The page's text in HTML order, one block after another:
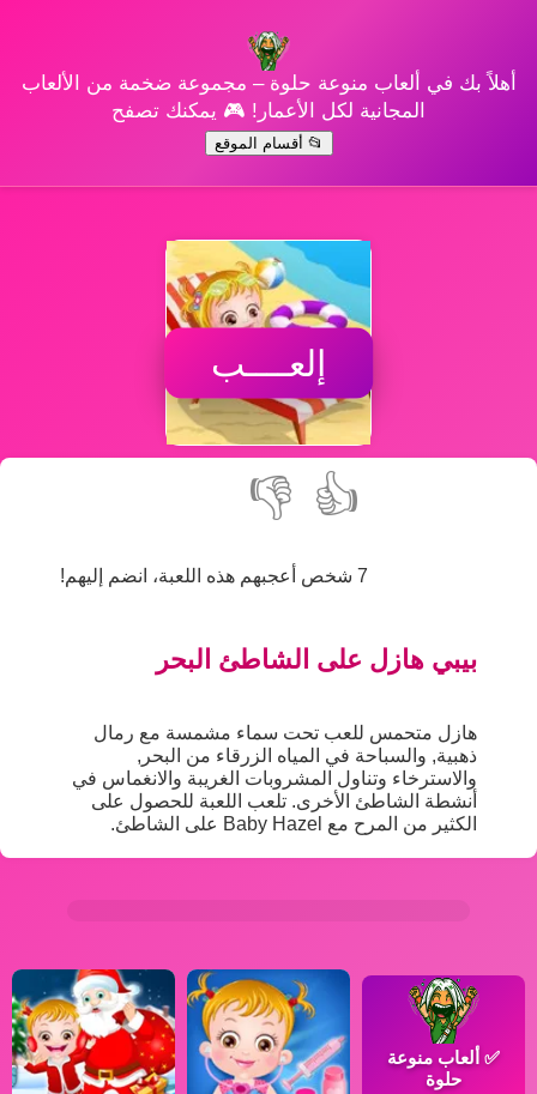
أهلاً بك في ألعاب منوعة حلوة – مجموعة ضخمة من الألعاب
المجانية لكل الأعمار! 🎮 يمكنك تصفح
📂 أقسام الموقع
إلعــــب
👍
👎
7 شخص أعجبهم هذه اللعبة، انضم إليهم!
بيبي هازل على الشاطئ البحر
هازل متحمس للعب تحت سماء مشمسة مع رمال
ذهبية, والسباحة في المياه الزرقاء من البحر,
والاسترخاء وتناول المشروبات الغريبة والانغماس في
أنشطة الشاطئ الأخرى. تلعب اللعبة للحصول على
الكثير من المرح مع Baby Hazel على الشاطئ.
✅ ألعاب منوعة
حلوة